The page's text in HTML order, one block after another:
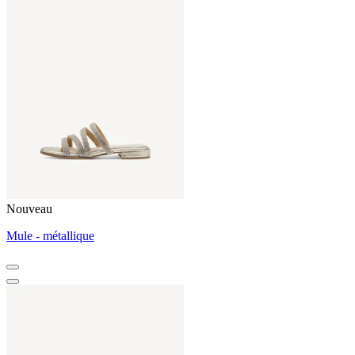
Nouveau
Mule - métallique